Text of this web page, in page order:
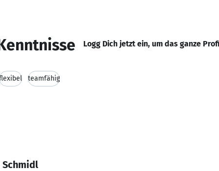
Logg Dich jetzt ein, um das ganze
teamfähig